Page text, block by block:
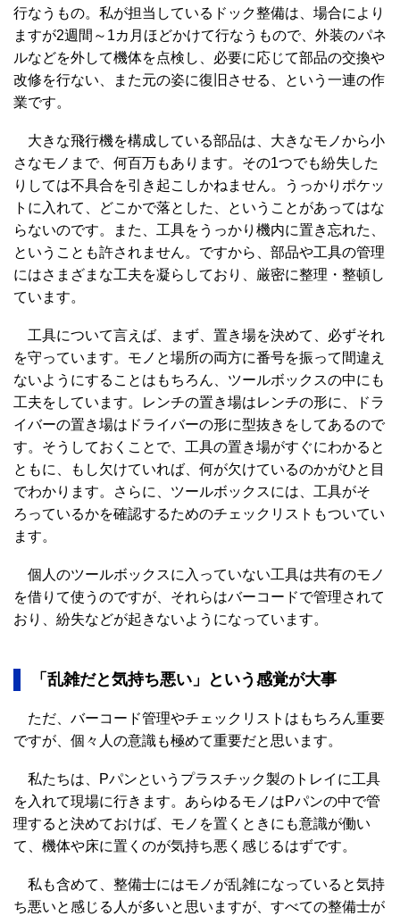
行なうもの。私が担当しているドック整備は、場合により
ますが2週間～1カ月ほどかけて行なうもので、外装のパネ
ルなどを外して機体を点検し、必要に応じて部品の交換や
改修を行ない、また元の姿に復旧させる、という一連の作
業です。
大きな飛行機を構成している部品は、大きなモノから小
さなモノまで、何百万もあります。その1つでも紛失した
りしては不具合を引き起こしかねません。うっかりポケッ
トに入れて、どこかで落とした、ということがあってはな
らないのです。また、工具をうっかり機内に置き忘れた、
ということも許されません。ですから、部品や工具の管理
にはさまざまな工夫を凝らしており、厳密に整理・整頓し
ています。
工具について言えば、まず、置き場を決めて、必ずそれ
を守っています。モノと場所の両方に番号を振って間違え
ないようにすることはもちろん、ツールボックスの中にも
工夫をしています。レンチの置き場はレンチの形に、ドラ
イバーの置き場はドライバーの形に型抜きをしてあるので
す。そうしておくことで、工具の置き場がすぐにわかると
ともに、もし欠けていれば、何が欠けているのかがひと目
でわかります。さらに、ツールボックスには、工具がそ
ろっているかを確認するためのチェックリストもついてい
ます。
個人のツールボックスに入っていない工具は共有のモノ
を借りて使うのですが、それらはバーコードで管理されて
おり、紛失などが起きないようになっています。
「乱雑だと気持ち悪い」という感覚が大事
ただ、バーコード管理やチェックリストはもちろん重要
ですが、個々人の意識も極めて重要だと思います。
私たちは、Pパンというプラスチック製のトレイに工具
を入れて現場に行きます。あらゆるモノはPパンの中で管
理すると決めておけば、モノを置くときにも意識が働い
て、機体や床に置くのが気持ち悪く感じるはずです。
私も含めて、整備士にはモノが乱雑になっていると気持
ち悪いと感じる人が多いと思いますが、すべての整備士が